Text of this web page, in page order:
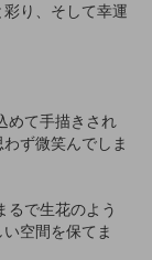
り、そして幸運
めて手描きされ
ず微笑んでしま
るで生花のよう
空間を保てま